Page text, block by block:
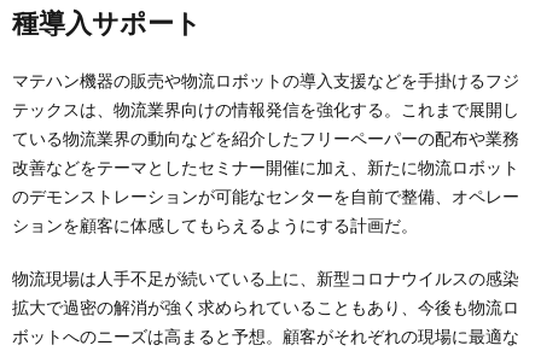
種導入サポート
マテハン機器の販売や物流ロボットの導入支援などを手掛けるフジ
テックスは、物流業界向けの情報発信を強化する。これまで展開し
ている物流業界の動向などを紹介したフリーペーパーの配布や業務
改善などをテーマとしたセミナー開催に加え、新たに物流ロボット
のデモンストレーションが可能なセンターを自前で整備、オペレー
ションを顧客に体感してもらえるようにする計画だ。
物流現場は人手不足が続いている上に、新型コロナウイルスの感染
拡大で過密の解消が強く求められていることもあり、今後も物流ロ
ボットへのニーズは高まると予想。顧客がそれぞれの現場に最適な